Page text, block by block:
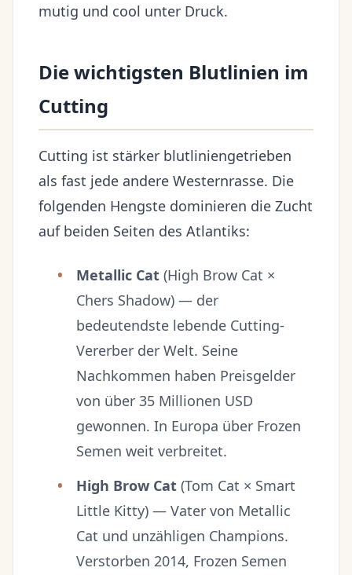
mutig und cool unter Druck.
Die wichtigsten Blutlinien im
Cutting
Cutting ist stärker blutliniengetrieben
als fast jede andere Westernrasse. Die
folgenden Hengste dominieren die Zucht
auf beiden Seiten des Atlantiks:
Metallic Cat (High Brow Cat ×
Chers Shadow) — der
bedeutendste lebende Cutting-
Vererber der Welt. Seine
Nachkommen haben Preisgelder
von über 35 Millionen USD
gewonnen. In Europa über Frozen
Semen weit verbreitet.
High Brow Cat (Tom Cat × Smart
Little Kitty) — Vater von Metallic
Cat und unzähligen Champions.
Verstorben 2014, Frozen Semen